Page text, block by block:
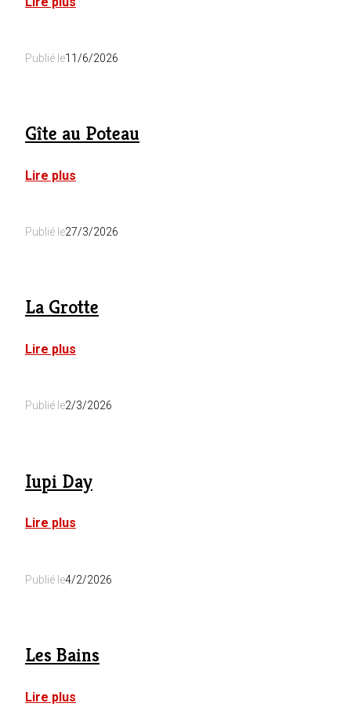
Publié le11/6/2026
Gîte au Poteau
Lire plus
Publié le27/3/2026
La Grotte
Lire plus
Publié le2/3/2026
Iupi Day
Lire plus
Publié le4/2/2026
Les Bains
Lire plus